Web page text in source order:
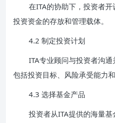
在ITA的协助下，投资者
投资资金的存放和管理载体。
4.2 制定投资计划
ITA专业顾问与投资者沟通
包括投资目标、风险承受能力和
4.3 选择基金产品
投资者从ITA提供的海量